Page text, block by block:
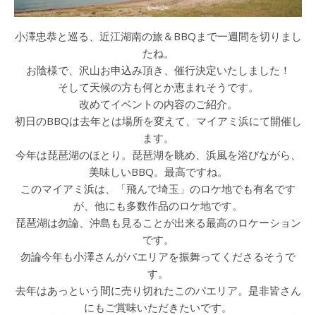
小澤忠恭と巡る、近江湖南の旅＆BBQまで一週間を切りまし
たね。
お陰様で、沢山お申込み頂き、催行決定いたしました！
そして天候の方も何とか恵まれそうです。
改めてイベントの内容のご紹介。
初日のBBQは去年とは場所を変えて、マイアミ浜にて開催し
ます。
今年は琵琶湖のほとり。琵琶湖を眺め、浜風を浴びながら、
美味しいBBQ。最高ですね。
このマイアミ浜は、「飛んで埼玉」のロケ地でも有名です
が、他にも多数作品のロケ地です。
琵琶湖は勿論、沖島も見ることが出来る最高のロケーション
です。
勿論今年も小澤さんがパエリアを振舞ってくださるそうで
す。
去年はあっという間に売り切れたこのパエリア。是非皆さん
にもご賞味いただきたいです。